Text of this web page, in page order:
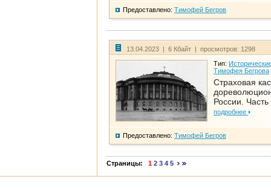
Предоставлено: Тимофей Бегров
13.04.2023 | 6 Кбайт | просмотров: 1298
Тип:
Тимофея Бегрова
Страховая
России. Часть
подробнее
Предоставлено: Тимофей Бегров
Страницы: 1 2 3 4 5